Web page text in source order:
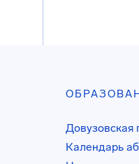
Довузовская
Календарь